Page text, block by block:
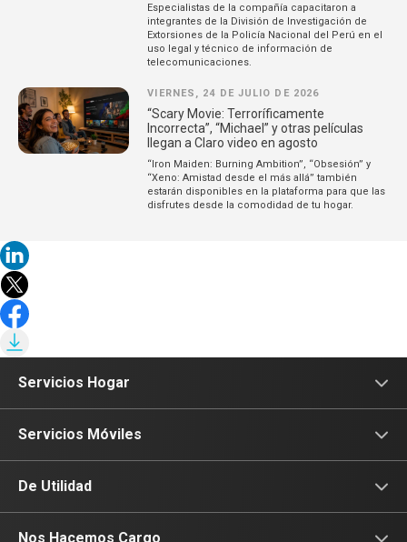
Especialistas de la compañía capacitaron a
integrantes de la División de Investigación de
Extorsiones de la Policía Nacional del Perú en el
uso legal y técnico de información de
telecomunicaciones.
VIERNES, 24 DE JULIO DE 2026
“Scary Movie: Terroríficamente
Incorrecta”, “Michael” y otras películas
llegan a Claro video en agosto
“Iron Maiden: Burning Ambition”, “Obsesión” y
“Xeno: Amistad desde el más allá” también
estarán disponibles en la plataforma para que las
disfrutes desde la comodidad de tu hogar.
Servicios Hogar
Internet
Fibra Óptica
Planes Hogar
Servicios Móviles
Prepago
Postpago
De Utilidad
Consulta de IMEI
Nos Hacemos Cargo